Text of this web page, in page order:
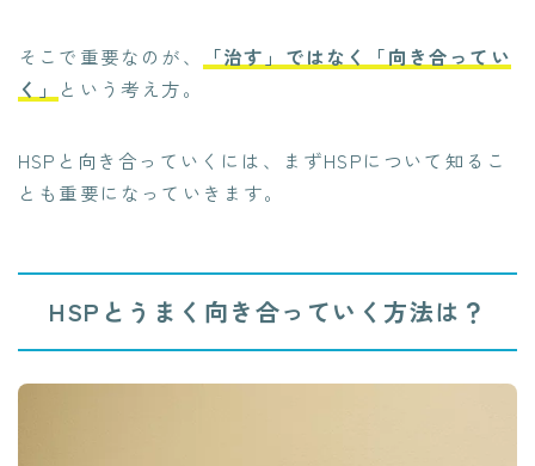
そこで重要なのが、
「治す」ではなく「向き合ってい
く」
という考え方。
HSPと向き合っていくには、まずHSPについて知るこ
とも重要になっていきます。
HSPとうまく向き合っていく方法は？